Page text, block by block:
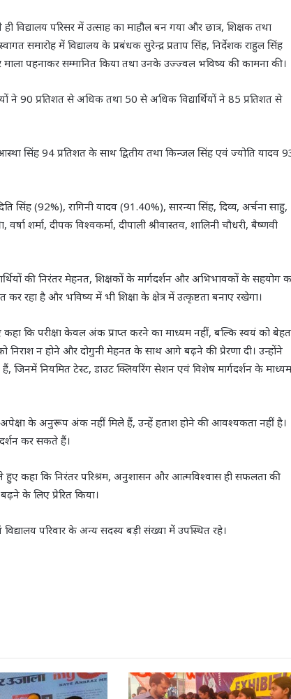
ही विद्यालय परिसर में उत्साह का माहौल बन गया और छात्र, शिक्षक तथा
में विद्यालय के प्रबंधक सुरेन्द्र प्रताप सिंह, निर्देशक राहुल सिंह
माला पहनाकर सम्मानित किया तथा उनके उज्ज्वल भविष्य की कामना की।
ने 90 प्रतिशत से अधिक तथा 50 से अधिक विद्यार्थियों ने 85 प्रतिशत से
सिंह 94 प्रतिशत के साथ द्वितीय तथा किन्जल सिंह एवं ज्योति यादव
(92%), रागिनी यादव (91.40%), सारन्या सिंह, दिव्य, अर्चना साहु,
शर्मा, दीपक विश्वकर्मा, दीपाली श्रीवास्तव, शालिनी चौधरी, बैष्णवी
की निरंतर मेहनत, शिक्षकों के मार्गदर्शन और अभिभावकों के सहयोग
कर रहा है और भविष्य में भी शिक्षा के क्षेत्र में उत्कृष्टता बनाए रखेगा।
कहा कि परीक्षा केवल अंक प्राप्त करने का माध्यम नहीं, बल्कि स्वयं को
निराश न होने और दोगुनी मेहनत के साथ आगे बढ़ने की प्रेरणा दी। उन्होंने
हैं, जिनमें नियमित टेस्ट, डाउट क्लियरिंग सेशन एवं विशेष मार्गदर्शन के माध्यम
को अपेक्षा के अनुरूप अंक नहीं मिले हैं, उन्हें हताश होने की आवश्यकता नहीं है।
कर सकते हैं।
हुए कहा कि निरंतर परिश्रम, अनुशासन और आत्मविश्वास ही सफलता की
के लिए प्रेरित किया।
परिवार के अन्य सदस्य बड़ी संख्या में उपस्थित रहे।